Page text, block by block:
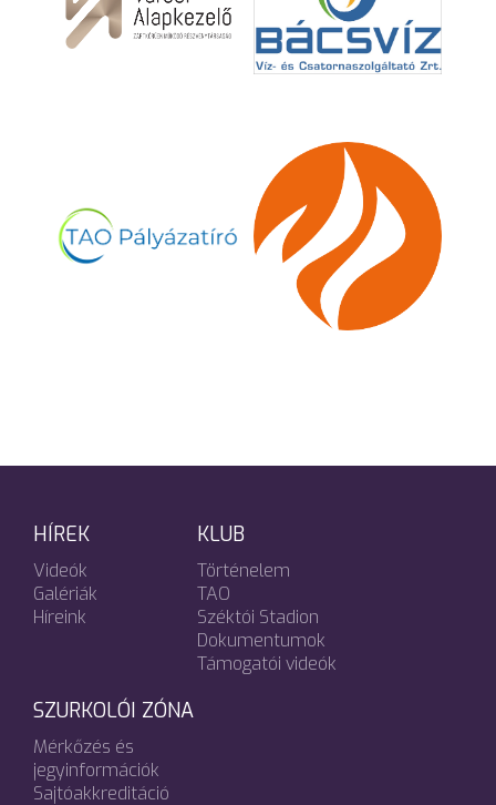
HÍREK
Videók
Galériák
Híreink
KLUB
Történelem
TAO
Széktói Stadion
Dokumentumok
Támogatói videók
SZURKOLÓI ZÓNA
Mérkőzés és
jegyinformációk
Sajtóakkreditáció